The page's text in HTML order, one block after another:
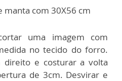
manta com 30X56 cm
uma imagem com
no tecido do forro.
direito e costurar a volta
de 3cm. Desvirar e